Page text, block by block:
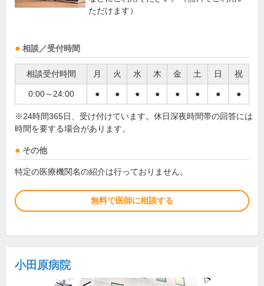
ただけます）
相談／受付時間
相談受付時間 月 火 水 木 金 土 日 祝
0:00～24:00 ● ● ● ● ● ● ● ●
※24時間365日、受け付けています。休日深夜時間帯の回答には
時間を要する場合があります。
その他
特定の医療機関名の紹介は行っておりません。
無料で医師に相談する
小田原病院